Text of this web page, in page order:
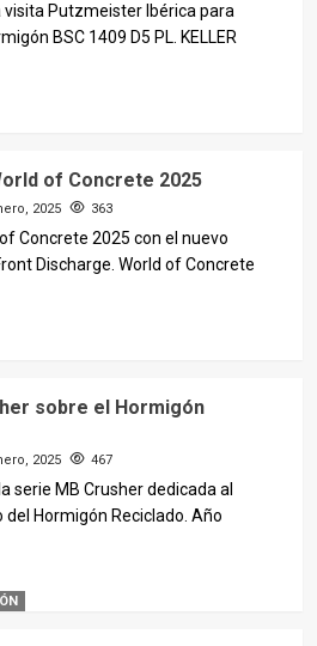
visita Putzmeister Ibérica para
BSC 1409 D5 PL. KELLER
of Concrete 2025
2025 363
Concrete 2025 con el nuevo
Discharge. World of Concrete
sobre el Hormigón
2025 467
serie MB Crusher dedicada al
Hormigón Reciclado. Año